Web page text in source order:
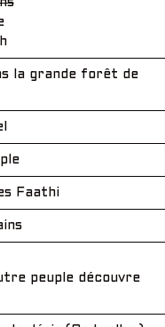
la grande forêt de
Faathi
peuple découvre